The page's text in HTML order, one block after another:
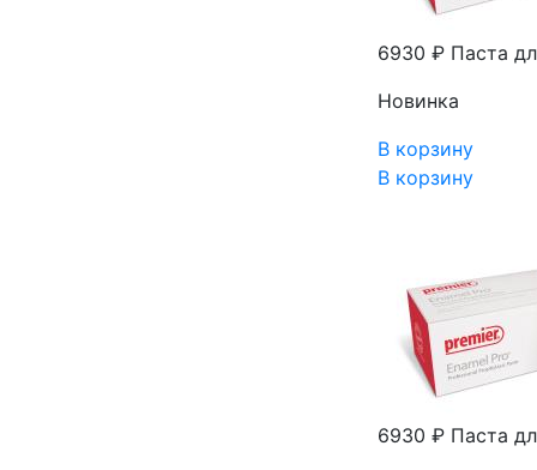
6930 ₽ Паста
Новинка
В корзину
В корзину
6930 ₽ Паста